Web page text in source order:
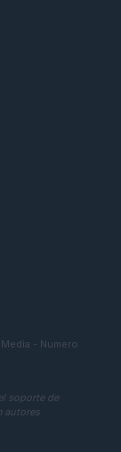
- Numero
soporte de
autores